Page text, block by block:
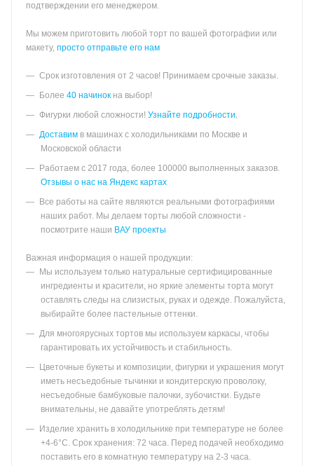
подтверждении его менеджером.
Мы можем приготовить любой торт по вашей фотографии или
макету, просто отправьте его нам
Срок изготовления от 2 часов! Принимаем срочные заказы.
Более 40 начинок на выбор!
Фигурки любой сложности! Узнайте подробности.
Доставим в машинах с холодильниками по Москве и
Московской области
Работаем с 2017 года, более 100000 выполненных заказов.
Отзывы о нас на Яндекс картах
Все работы на сайте являются реальными фотографиями
наших работ. Мы делаем торты любой сложности -
посмотрите наши ВАУ проекты
Важная информация о нашей продукции:
Мы используем только натуральные сертифицированные
ингредиенты и красители, но яркие элементы торта могут
оставлять следы на слизистых, руках и одежде. Пожалуйста,
выбирайте более пастельные оттенки.
Для многоярусных тортов мы используем каркасы, чтобы
гарантировать их устойчивость и стабильность.
Цветочные букеты и композиции, фигурки и украшения могут
иметь несъедобные тычинки и кондитерскую проволоку,
несъедобные бамбуковые палочки, зубочистки. Будьте
внимательны, не давайте употреблять детям!
Изделие хранить в холодильнике при температуре не более
+4-6°С. Срок хранения: 72 часа. Перед подачей необходимо
поставить его в комнатную температуру на 2-3 часа.